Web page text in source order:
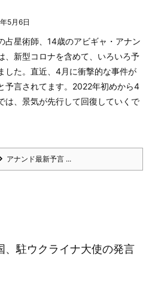
5月6日
占星術師、14歳のアビギャ・アナン
、新型コロナを含めて、いろいろ予
した。直近、4月に衝撃的な事件が
予言されてます。 2022年初めから4
は、景気が先行して回復していくで
アナンド最新予言 ...
、駐ウクライナ大使の発言